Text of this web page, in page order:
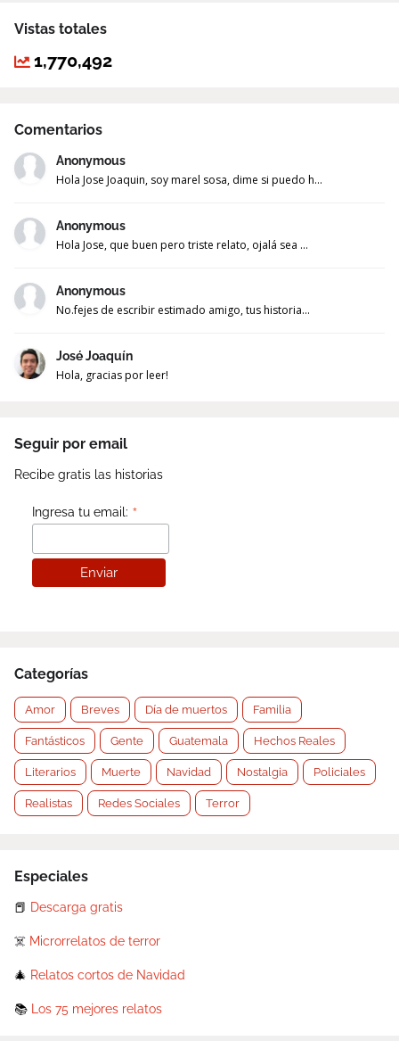
Vistas totales
1,770,492
Comentarios
Anonymous
Hola Jose Joaquin, soy marel sosa, dime si puedo h...
Anonymous
Hola Jose, que buen pero triste relato, ojalá sea ...
Anonymous
No.fejes de escribir estimado amigo, tus historia...
José Joaquín
Hola, gracias por leer!
Seguir por email
Recibe gratis las historias
Ingresa tu email: *
Categorías
Amor Breves Día de muertos Familia
Fantásticos Gente Guatemala Hechos Reales
Literarios Muerte Navidad Nostalgia Policiales
Realistas Redes Sociales Terror
Especiales
📕 Descarga gratis
☠️ Microrrelatos de terror
🎄 Relatos cortos de Navidad
📚 Los 75 mejores relatos